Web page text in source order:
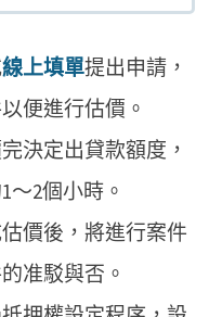
線上填單提出申請，
便進行估價。
決定出貸款額度，
～2個小時。
價後，將進行案件
准駁與否。